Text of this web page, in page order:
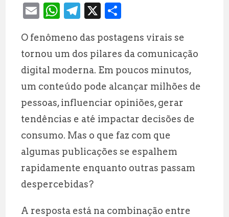
E
ai
l
W
at
s
A
p
p
T
e
g
r
a
m
X
a
r
e
O fenômeno das postagens virais se
tornou um dos pilares da comunicação
digital moderna. Em poucos minutos,
um conteúdo pode alcançar milhões de
pessoas, influenciar opiniões, gerar
tendências e até impactar decisões de
consumo. Mas o que faz com que
algumas publicações se espalhem
rapidamente enquanto outras passam
despercebidas?
A resposta está na combinação entre